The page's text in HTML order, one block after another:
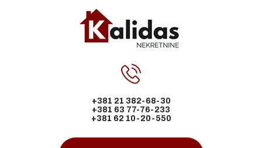
+381 21 382-68-30
+381 63 77-76-233
+381 62 10-20-550